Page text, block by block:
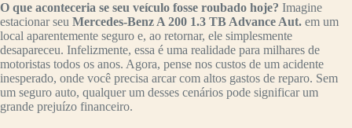
O que aconteceria se seu veículo fosse roubado hoje? Imagine
estacionar seu Mercedes-Benz A 200 1.3 TB Advance Aut. em um
local aparentemente seguro e, ao retornar, ele simplesmente
desapareceu. Infelizmente, essa é uma realidade para milhares de
motoristas todos os anos. Agora, pense nos custos de um acidente
inesperado, onde você precisa arcar com altos gastos de reparo. Sem
um seguro auto, qualquer um desses cenários pode significar um
grande prejuízo financeiro.